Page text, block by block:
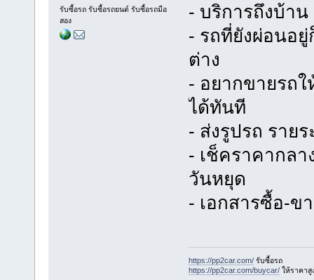
รับซื้อรถ รับซื้อรถยนต์ รับซื้อรถมือ
สอง
- บริการถึงบ้าน
- รถที่ยังผ่อนอ
ต่าง
- อยากขายรถ
ได้ทันที
- ส่งรูปรถ ราย
- เช็คราคากล
วันหยุด
- เอกสารซื้อ-ข
https://pp2car.com/รับซื้อรถ
https://pp2car.com/buycar/ให้ราคาสู